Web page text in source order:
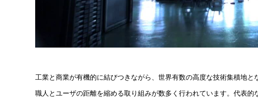
工業と商業が有機的に結びつきながら、世界有数の高度な技術集積地
職人とユーザの距離を縮める取り組みが数多く行われています。代表